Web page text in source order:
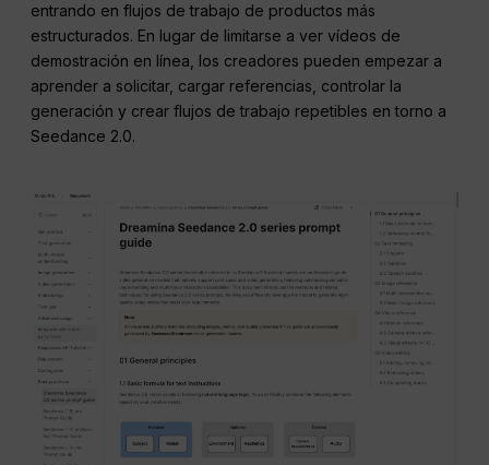
entrando en flujos de trabajo de productos más
estructurados. En lugar de limitarse a ver vídeos de
demostración en línea, los creadores pueden empezar a
aprender a solicitar, cargar referencias, controlar la
generación y crear flujos de trabajo repetibles en torno a
Seedance 2.0.